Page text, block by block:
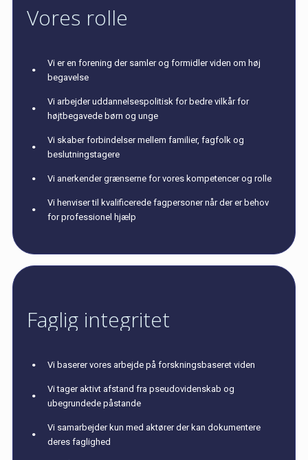
Vores rolle
Vi er en forening der samler og formidler viden om høj
begavelse
Vi arbejder uddannelsespolitisk for bedre vilkår for
højtbegavede børn og unge
Vi skaber forbindelser mellem familier, fagfolk og
beslutningstagere
Vi anerkender grænserne for vores kompetencer og rolle
Vi henviser til kvalificerede fagpersoner når der er behov
for professionel hjælp
Faglig integritet
Vi baserer vores arbejde på forskningsbaseret viden
Vi tager aktivt afstand fra pseudovidenskab og
ubegrundede påstande
Vi samarbejder kun med aktører der kan dokumentere
deres faglighed